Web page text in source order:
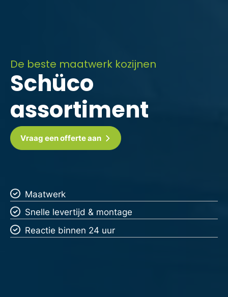
De beste maatwerk kozijnen
Schüco
assortiment
Vraag een offerte aan
Maatwerk
Snelle levertijd & montage
Reactie binnen 24 uur